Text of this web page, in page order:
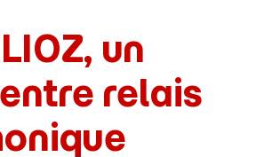
un
relais